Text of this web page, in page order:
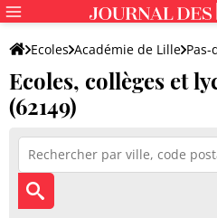
Ecoles Académie de Lille Pas-
Ecoles, collèges et
(62149)